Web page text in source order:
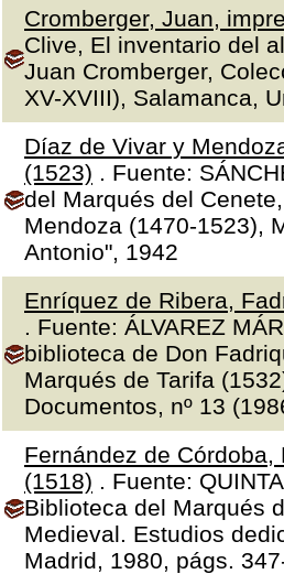
Cromberger, Juan,
Clive, El inventario del
Juan Cromberger,
XV-XVIII), Salamanca,
Díaz de Vivar y
(1523) . Fuente:
del Marqués del
Mendoza (1470-1523),
Antonio", 1942
Enríquez de Ribera,
. Fuente: ÁLVAREZ
biblioteca de Don
Marqués de Tarifa
Documentos, nº 13
Fernández de
(1518) . Fuente:
Biblioteca del Marqués
Medieval. Estudios
Madrid, 1980, págs.